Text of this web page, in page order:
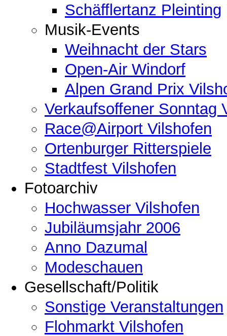
Schäfflertanz Pleinting
Musik-Events
Weihnacht der Stars
Open-Air Windorf
Alpen Grand Prix
Verkaufsoffener Sonntag
Race@Airport Vilshofen
Ortenburger Ritterspiele
Stadtfest Vilshofen
Fotoarchiv
Hochwasser Vilshofen
Jubiläumsjahr 2006
Anno Dazumal
Modeschauen
Gesellschaft/Politik
Sonstige Veranstaltungen
Flohmarkt Vilshofen